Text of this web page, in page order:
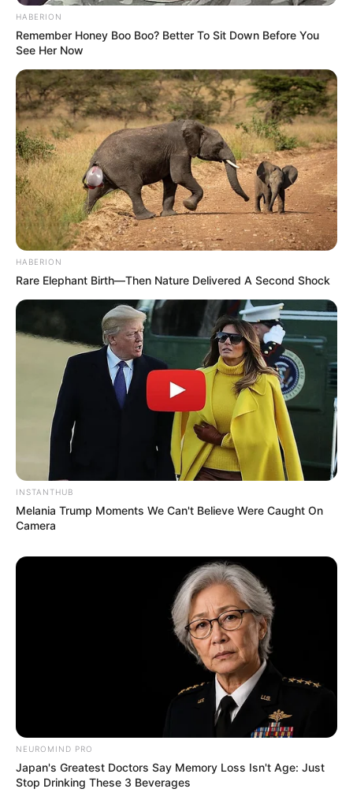
Participe do nosso grupo do
WhatsApp!
Fique informado em tempo real sobre as principais
notícias de Paraguaçu Paulista e região
HABERION
Remember Honey Boo Boo? Better To Sit Down Before You
See Her Now
HABERION
Rare Elephant Birth—Then Nature Delivered A Second Shock
INSTANTHUB
Melania Trump Moments We Can't Believe Were Caught On
Camera
NEUROMIND PRO
Japan's Greatest Doctors Say Memory Loss Isn't Age: Just
Stop Drinking These 3 Beverages